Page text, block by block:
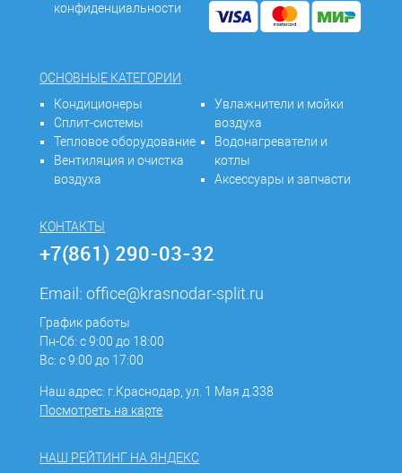
конфиденциальности
ОСНОВНЫЕ КАТЕГОРИИ
Кондиционеры
Сплит-системы
Тепловое оборудование
Вентиляция и очистка
воздуха
Увлажнители и мойки
воздуха
Водонагреватели и
котлы
Аксессуары и запчасти
КОНТАКТЫ
+7(861) 290-03-32
Email:office@krasnodar-split.ru
График работы
Пн-Сб: с 9:00 до 18:00
Вс: с 9:00 до 17:00
Наш адрес: г.Краснодар, ул. 1 Мая д.338
Посмотреть на карте
НАШ РЕЙТИНГ НА ЯНДЕКС